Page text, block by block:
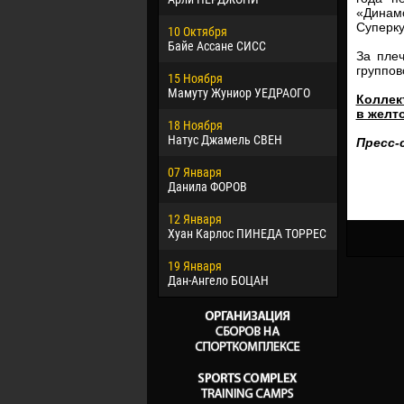
10 Октября
Байе Ассане СИСС
15 Ноября
Мамуту Жуниор УЕДРАОГО
18 Ноября
Натус Джамель СВЕН
07 Января
Данила ФОРОВ
12 Января
Хуан Карлос ПИНЕДА ТОРРЕС
19 Января
Дан-Ангело БОЦАН
02 Марта
Вячеслав
09 Марта
20 Марта
Хайдер
Витор Уго
За
в